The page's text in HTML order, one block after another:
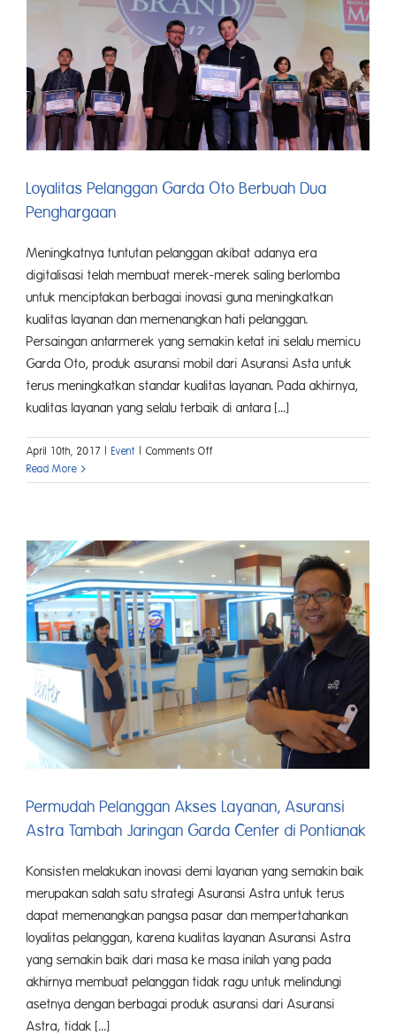
Loyalitas Pelanggan Garda Oto Berbuah Dua
Penghargaan
Meningkatnya tuntutan pelanggan akibat adanya era
digitalisasi telah membuat merek-merek saling berlomba
untuk menciptakan berbagai inovasi guna meningkatkan
kualitas layanan dan memenangkan hati pelanggan.
Persaingan antarmerek yang semakin ketat ini selalu memicu
Garda Oto, produk asuransi mobil dari Asuransi Asta untuk
terus meningkatkan standar kualitas layanan. Pada akhirnya,
kualitas layanan yang selalu terbaik di antara [...]
April 10th, 2017 | Event | Comments Offon
Pelanggan
Berbuah
Penghargaan
Read More
Permudah Pelanggan Akses Layanan, Asuransi
Astra Tambah Jaringan Garda Center di Pontianak
Konsisten melakukan inovasi demi layanan yang semakin baik
merupakan salah satu strategi Asuransi Astra untuk terus
dapat memenangkan pangsa pasar dan mempertahankan
loyalitas pelanggan, karena kualitas layanan Asuransi Astra
yang semakin baik dari masa ke masa inilah yang pada
akhirnya membuat pelanggan tidak ragu untuk melindungi
asetnya dengan berbagai produk asuransi dari Asuransi
Astra, tidak [...]